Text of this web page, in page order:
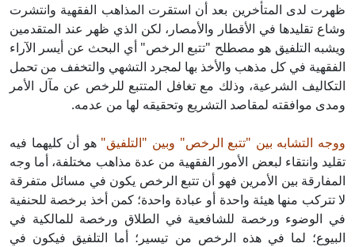
ظهرت لدى المتأخرين بعد أن استقرت المذاهب الفقهية وانتشرت
وشاع تقليدها في الأقطار والأمصار، لكن الذي ظهر عند المتقدمين
ويشبه التلفيق هو مصطلح "تتبع الرخص" أي البحث عن أيسر الآراء
الفقهية في كل مذهب والأخذ بها لمجرد التشهي والتخفف من تحمل
التكاليف الشرعية، وذلك مع تغافل المتتبع للرخص عن مآل الأمر
ومدى موافقته لمقاصد التشريع وتحقيقه لها من عدمه.
ووجه التشابه بين "تتبع الرخص" وبين "التلفيق" هو أن كليهما فيه
تقليد وانتقاء لبعض الأمور الفقهية من عدة مذاهب مختلفة، أما وجه
المفارقة بين الأمرين فهو أن تتبع الرخص يكون في مسائل متفرقة
لا تتركب منها هيئة واحدة أو عبادة واحدة؛ كمن أخذ برخصة للحنفية
في الوضوء ورخصة للشافعية في الطلاق ورخصة للمالكية في
البيوع؛ لما في هذه الرخص من تيسير؛ أما التلفيق فيكون في